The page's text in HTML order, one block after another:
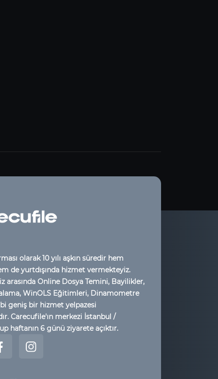
olarak 10 yılı aşkın süredir hem
de yurtdışında hizmet vermekteyiz.
arasında Online Dosya Temini, Bayilikler,
WinOLS Eğitimleri, Dinamometre
geniş bir hizmet yelpazesi
Carecufile'ın merkezi İstanbul /
haftanın 6 günü ziyarete açıktır.